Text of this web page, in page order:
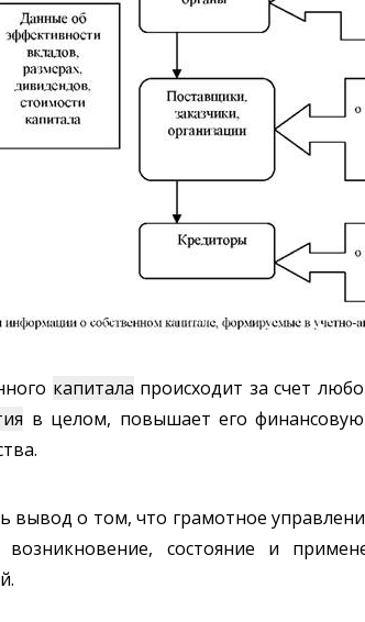
капитала происходит за счет
в целом, повышает его
вывод о том, что грамотное
возникновение, состояние и